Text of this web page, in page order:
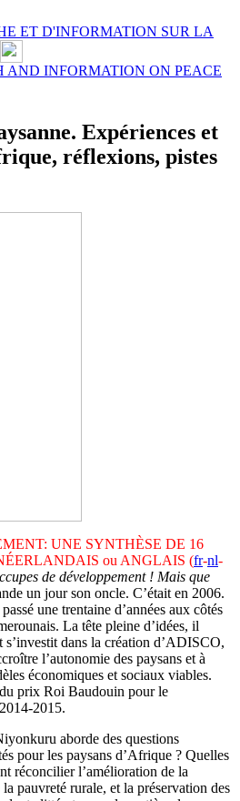
ET D'INFORMATION SUR LA
AND INFORMATION ON PEACE
Expériences et
réflexions, pistes
UNE SYNTHÈSE DE 16
ou ANGLAIS (fr-nl-
de développement ! Mais que
un jour son oncle. C’était en 2006.
une trentaine d’années aux côtés
La tête pleine d’idées, il
dans la création d’ADISCO,
l’autonomie des paysans et à
économiques et sociaux viables.
prix Roi Baudouin pour le
2015.
aborde des questions
pour les paysans d’Afrique ? Quelles
réconcilier l’amélioration de la
pauvreté rurale, et la préservation des